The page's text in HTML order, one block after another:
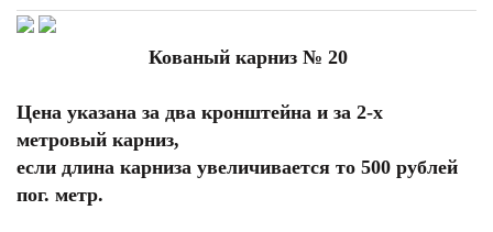
Кованый карниз № 20
Цена указана за два кронштейна и за 2-х
метровый карниз,
если длина карниза увеличивается то 500 рублей
пог. метр.